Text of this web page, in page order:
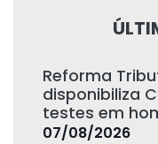
Reforma
disponibiliza
testes em
07/08/2026